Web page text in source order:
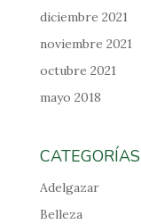
diciembre 2021
noviembre 2021
octubre 2021
mayo 2018
CATEGORÍAS
Adelgazar
Belleza